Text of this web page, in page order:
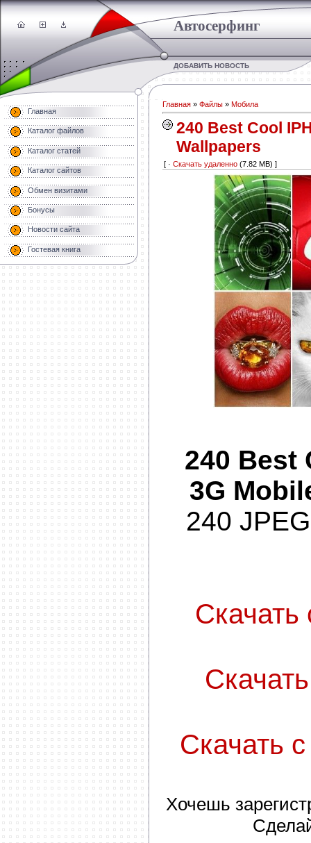
Автосерфинг
ДОБАВИТЬ НОВОСТЬ
Главная
Каталог файлов
Каталог статей
Каталог сайтов
Обмен визитами
Бонусы
Новости сайта
Гостевая книга
Главная » Файлы » Мобила
240 Best Cool
Wallpapers
[ · Скачать удаленно (7.82 MB) ]
240 Best
3G
240
Скачать
Скачать
Хочешь